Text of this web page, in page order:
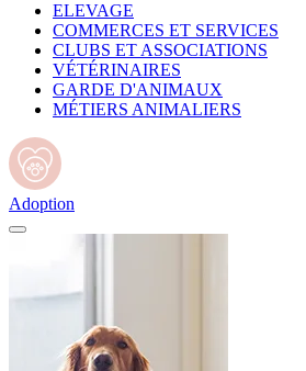
ELEVAGE
COMMERCES ET SERVICES
CLUBS ET ASSOCIATIONS
VÉTÉRINAIRES
GARDE D'ANIMAUX
MÉTIERS ANIMALIERS
Adoption